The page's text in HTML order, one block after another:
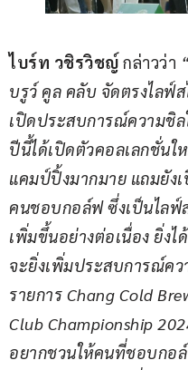
ไบร์ท วชิรวิชญ์ กล่าวว่า
บรูว์ คูล คลับ จัดตรงไลฟ์
เปิดประสบการณ์ความชิ
ปีนี้ได้เปิดตัวคอลเลกชั่นใ
แคมป์ปิ้งมากมาย แถมยัง
คนชอบกอล์ฟ ซึ่งเป็นไลฟ์
เพิ่มขึ้นอย่างต่อเนื่อง ยิ่ง
จะยิ่งเพิ่มประสบการณ์ค
รายการ Chang Cold
Club Championship
อยากชวนให้คนที่ชอบกอ